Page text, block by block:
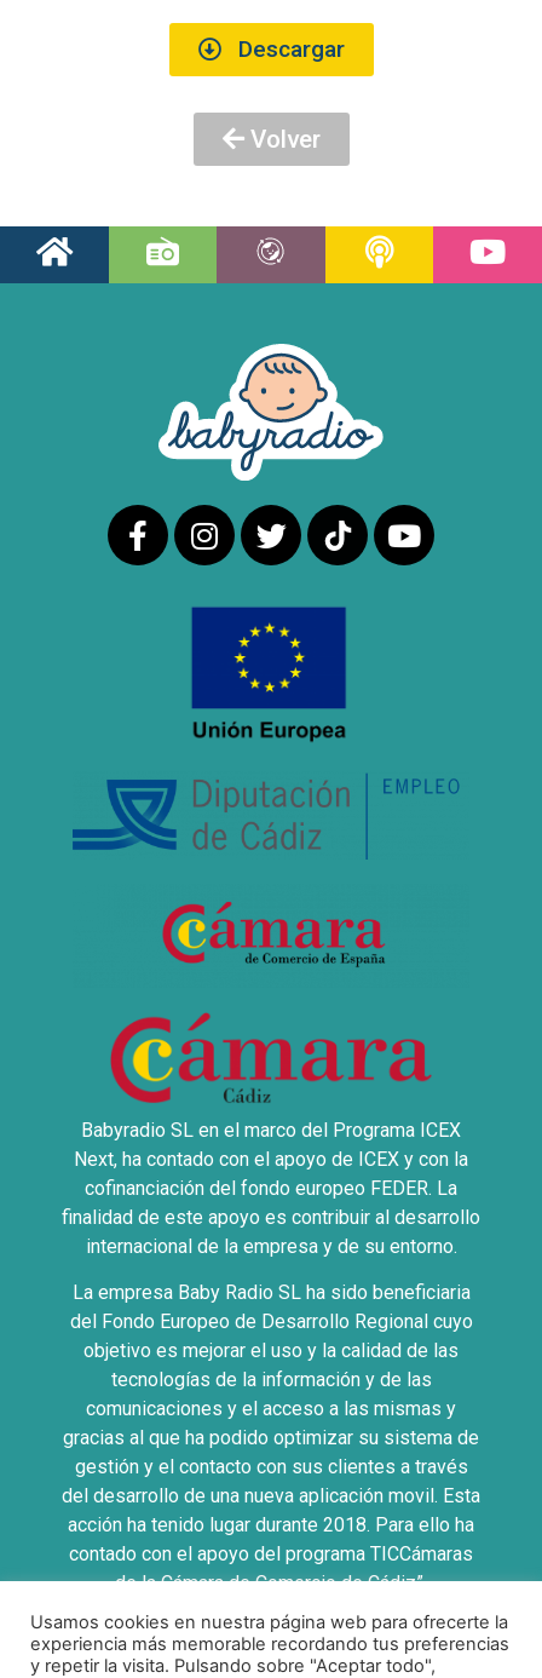
Descargar
Volver
Babyradio SL en el marco del Programa ICEX
Next, ha contado con el apoyo de ICEX y con la
cofinanciación del fondo europeo FEDER. La
finalidad de este apoyo es contribuir al desarrollo
internacional de la empresa y de su entorno.
La empresa Baby Radio SL ha sido beneficiaria
del Fondo Europeo de Desarrollo Regional cuyo
objetivo es mejorar el uso y la calidad de las
tecnologías de la información y de las
comunicaciones y el acceso a las mismas y
gracias al que ha podido optimizar su sistema de
gestión y el contacto con sus clientes a través
del desarrollo de una nueva aplicación movil. Esta
acción ha tenido lugar durante 2018. Para ello ha
contado con el apoyo del programa TICCámaras
de la Cámara de Comercio de Cádiz”.
UNA MANERA DE HACER EUROPA
Usamos cookies en nuestra página web para ofrecerte la
experiencia más memorable recordando tus preferencias
y repetir la visita. Pulsando sobre "Aceptar todo",